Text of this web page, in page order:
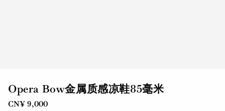
Opera Bow金属质感凉鞋85毫米
CN¥ 9,000